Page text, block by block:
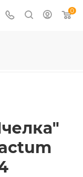
0